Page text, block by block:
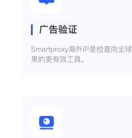
广告验证
Smartproxy海外IP是检查向全
果的更有效工具。